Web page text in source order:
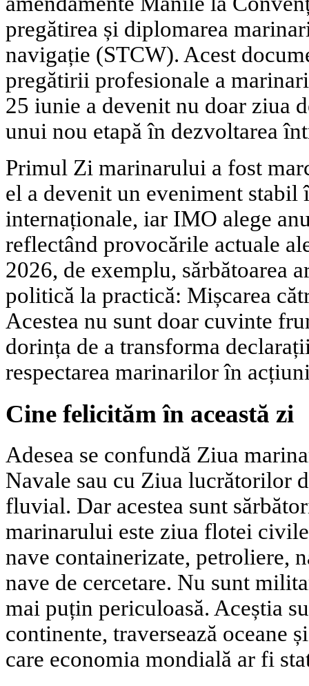
pregătirea și diplomarea
navigație (STCW). Acest
pregătirii profesionale a
25 iunie a devenit nu doar ziua
unui nou etapă în dezvoltarea
Primul Zi marinarului a fost
el a devenit un eveniment
internaționale, iar IMO alege
reflectând provocările actuale
2026, de exemplu, sărbătoarea
politică la practică: Mișcarea
Acestea nu sunt doar cuvinte
dorința de a transforma
respectarea marinarilor în
Cine felicităm în această zi
Adesea se confundă Ziua
Navale sau cu Ziua lucrătorilor
fluvial. Dar acestea sunt
marinarului este ziua flotei
nave containerizate, petroliere,
nave de cercetare. Nu sunt
mai puțin periculoasă. Aceștia
continente, traversează oceane
care economia mondială ar fi